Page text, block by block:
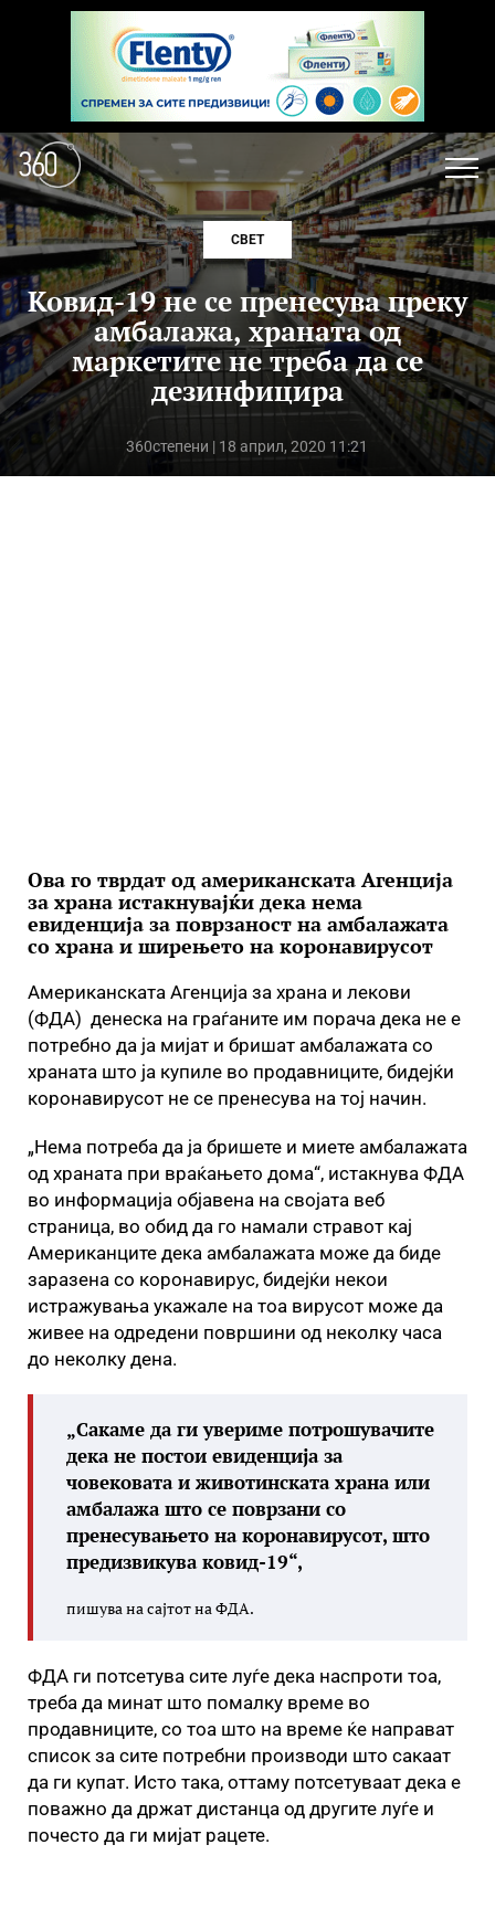
СВЕТ
Ковид-19 не се пренесува преку
амбалажа, храната од
маркетите не треба да се
дезинфицира
360степени | 18 април, 2020 11:21
Ова го тврдат од американската Агенција
за храна истакнувајќи дека нема
евиденција за поврзаност на амбалажата
со храна и ширењето на коронавирусот
Американската Агенција за храна и лекови
(ФДА) денеска на граѓаните им порача дека не е
потребно да ја мијат и бришат амбалажата со
храната што ја купиле во продавниците, бидејќи
коронавирусот не се пренесува на тој начин.
„Нема потреба да ја бришете и миете амбалажата
од храната при враќањето дома“, истакнува ФДА
во информација објавена на својата веб
страница, во обид да го намали стравот кај
Американците дека амбалажата може да биде
заразена со коронавирус, бидејќи некои
истражувања укажале на тоа вирусот може да
живее на одредени површини од неколку часа
до неколку дена.
„Сакаме да ги увериме потрошувачите
дека не постои евиденција за
човековата и животинската храна или
амбалажа што се поврзани со
пренесувањето на коронавирусот, што
предизвикува ковид-19“,
пишува на сајтот на ФДА.
ФДА ги потсетува сите луѓе дека наспроти тоа,
треба да минат што помалку време во
продавниците, со тоа што на време ќе направат
список за сите потребни производи што сакаат
да ги купат. Исто така, оттаму потсетуваат дека е
поважно да држат дистанца од другите луѓе и
почесто да ги мијат рацете.